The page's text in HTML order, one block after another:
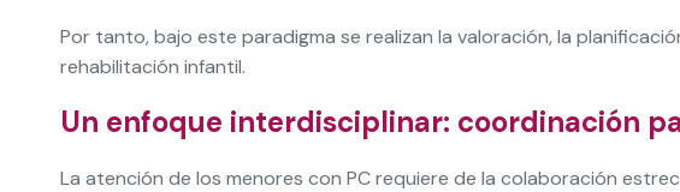
Por tanto, bajo este paradigma se realizan la valoración, la
rehabilitación infantil.
Un enfoque interdisciplinar: coordinación
La atención de los menores con PC requiere de la colaboración